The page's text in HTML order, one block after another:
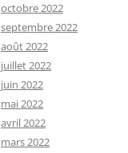
octobre 2022
septembre 2022
août 2022
juillet 2022
juin 2022
mai 2022
avril 2022
mars 2022